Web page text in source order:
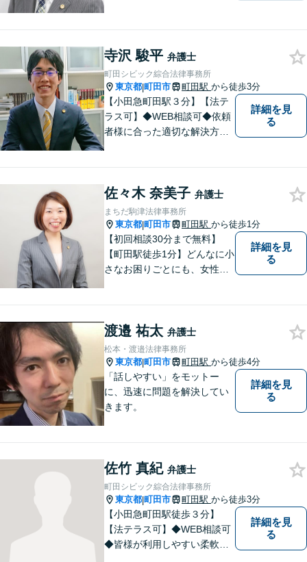
婚・男女問題 交通事故 成
年後見 刑事弁護・被害者代
理
寺沢 駿平 弁護士
町田シビック綜合法律事務所
東京都|町田市 町田駅 から徒歩3分
【小田急町田駅３分】【法テ
ラス可】◆WEB相談可◆依頼
者様に合った適切な解決方法
ださい。
詳細を見
る
佐々木 奈美子 弁護士
まちだ駒津法律事務所
東京都|町田市 町田駅 から徒歩1分
【初回相談30分まで無料】
【町田駅徒歩1分】どんなに小
さなお困りごとにも、女性弁
詳細を見
る
渡邉 祐太 弁護士
松本・渡邉法律事務所
東京都|町田市 町田駅 から徒歩4分
「話しやすい」をモットー
に、迅速に問題を解決してい
きます。
詳細を見
る
佐竹 真紀 弁護士
町田シビック綜合法律事務所
東京都|町田市 町田駅 から徒歩3分
【小田急町田駅徒歩３分】
【法テラス可】◆WEB相談可
◆皆様が利用しやすい柔軟な
詳細を見
る